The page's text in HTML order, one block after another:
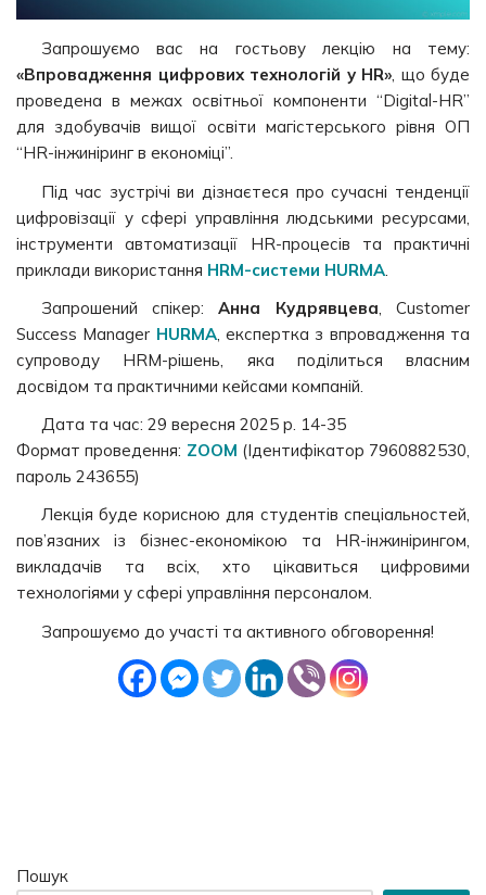
Запрошуємо вас на гостьову лекцію на тему:
«Впровадження цифрових технологій у HR», що буде
проведена в межах освітньої компоненти “Digital-HR”
для здобувачів вищої освіти магістерського рівня ОП
“HR-інжиніринг в економіці”.
Під час зустрічі ви дізнаєтеся про сучасні тенденції
цифровізації у сфері управління людськими ресурсами,
інструменти автоматизації HR-процесів та практичні
приклади використання HRM-системи HURMA
Запрошений спікер:Анна Кудрявцева, Customer
Success Manager HURMA, експертка з впровадження та
супроводу HRM-рішень, яка поділиться власним
досвідом та практичними кейсами компаній.
Дата та час: 29 вересня 2025 р. 14-35
Формат проведення: ZOOM (Ідентифікатор 7960882530,
пароль 243655)
Лекція буде корисною для студентів спеціальностей,
пов’язаних із бізнес-економікою та HR-інжинірингом,
викладачів та всіх, хто цікавиться цифровими
технологіями у сфері управління персоналом.
Запрошуємо до участі та активного обговорення!
Пошук